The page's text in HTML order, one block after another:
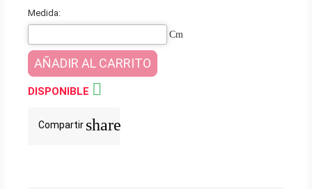
Medida:
Cm
AÑADIR AL CARRITO
DISPONIBLE 
Compartir share